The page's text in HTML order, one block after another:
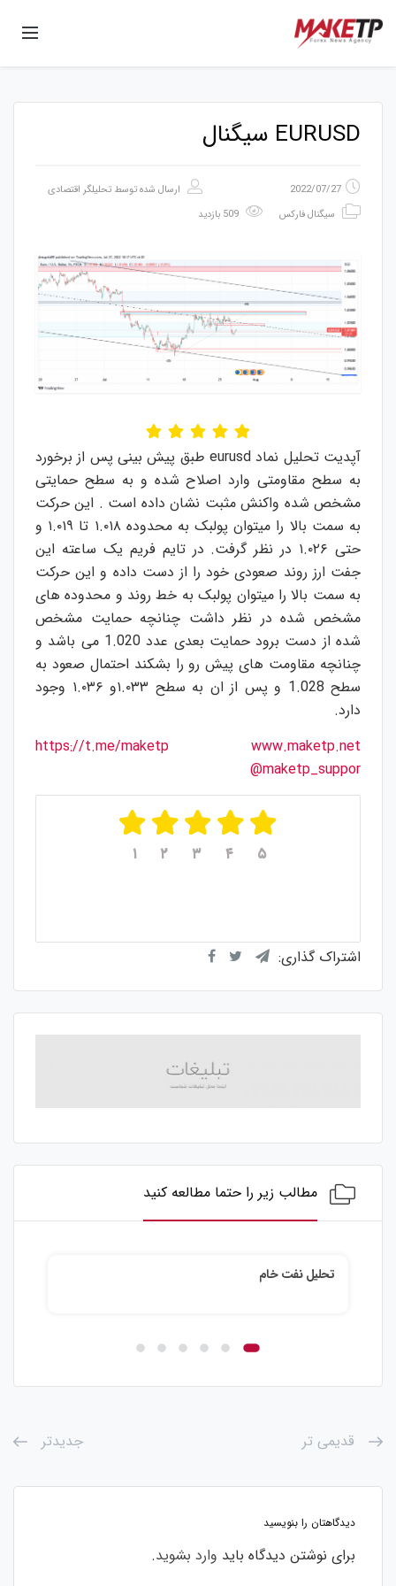
EURUSD سیگنال
2022/07/27 ارسال شده توسط تحلیلگر اقتصادی
سیگنال فارکس
آپدیت تحلیل نماد eurusd طبق پیش بینی پس از برخورد
به سطح مقاومتی وارد اصلاح شده و به سطح حمایتی
مشخص شده واکنش مثبت نشان داده است . این حرکت
به سمت بالا را میتوان پولبک به محدوده ۱.۰۱۸ تا ۱.۰۱۹ و
حتی ۱.۰۲۶ در نظر گرفت. در تایم فریم یک ساعته این
جفت ارز روند صعودی خود را از دست داده و این حرکت
به سمت بالا را میتوان پولبک به خط روند و محدوده های
مشخص شده در نظر داشت چنانچه حمایت مشخص
شده از دست برود حمایت بعدی عدد 1.020 می باشد و
چنانچه مقاومت های پیش رو را بشکند احتمال صعود به
سطح 1.028 و پس از ان به سطح ۱.۰۳۳و ۱.۰۳۶ وجود
دارد.
https://t.me/maketp
www.maketp.net
@maketp_suppor
۱ ۲ ۳ ۴ ۵
اشتراک گذاری:
مطالب زیر را حتما مطالعه کنید
تحلیل نقره
قدیمی تر جدیدتر
دیدگاهتان را بنویسید
برای نوشتن دیدگاه باید وارد بشوید.